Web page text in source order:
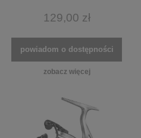
129,00 zł
powiadom o dostępności
zobacz więcej